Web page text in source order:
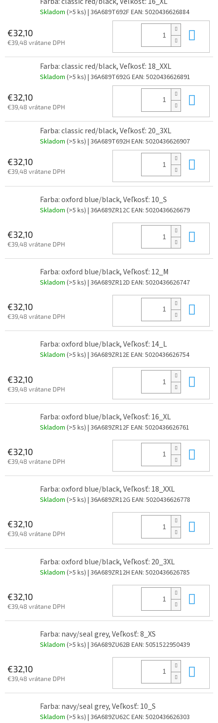
Skladom (>5 ks) | 36A689T692F EAN: 5020436626884
€32,10
€39,48 vrátane DPH
Farba: classic red/black, Veľkosť: 18_XXL
Skladom (>5 ks) | 36A689T692G EAN: 5020436626891
€32,10
€39,48 vrátane DPH
Farba: classic red/black, Veľkosť: 20_3XL
Skladom (>5 ks) | 36A689T692H EAN: 5020436626907
€32,10
€39,48 vrátane DPH
Farba: oxford blue/black, Veľkosť: 10_S
Skladom (>5 ks) | 36A689ZR12CEAN: 5020436626679
€32,10
€39,48 vrátane DPH
Farba: oxford blue/black, Veľkosť: 12_M
Skladom (>5 ks) | 36A689ZR12D EAN: 5020436626747
€32,10
€39,48 vrátane DPH
Farba: oxford blue/black, Veľkosť: 14_L
Skladom (>5 ks) | 36A689ZR12EEAN: 5020436626754
€32,10
€39,48 vrátane DPH
Farba: oxford blue/black, Veľkosť: 16_XL
Skladom (>5 ks) | 36A689ZR12F EAN: 5020436626761
€32,10
€39,48 vrátane DPH
Farba: oxford blue/black, Veľkosť: 18_XXL
Skladom (>5 ks) | 36A689ZR12G EAN: 5020436626778
€32,10
€39,48 vrátane DPH
Farba: oxford blue/black, Veľkosť: 20_3XL
Skladom (>5 ks) | 36A689ZR12H EAN: 5020436626785
€32,10
€39,48 vrátane DPH
Farba: navy/seal grey, Veľkosť: 8_XS
Skladom (>5 ks) | 36A689ZU62B EAN: 5051522950439
€32,10
€39,48 vrátane DPH
Farba: navy/seal grey, Veľkosť: 10_S
Skladom (>5 ks) | 36A689ZU62CEAN: 5020436626303